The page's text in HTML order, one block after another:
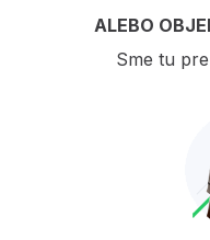
ALEBO
Sme tu